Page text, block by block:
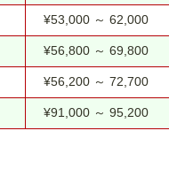
¥53,000 ～ 62,000
¥56,800 ～ 69,800
¥56,200 ～ 72,700
¥91,000 ～ 95,200